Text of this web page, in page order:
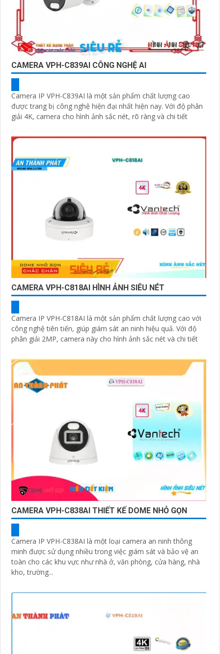
CAMERA VPH-C839AI CÔNG NGHỆ AI
Camera IP VPH-C839AI là một sản phẩm chất lượng cao
được trang bị công nghệ hiện đại nhất hiện nay. Với độ phân
giải 4K, camera cho hình ảnh sắc nét, rõ ràng và chi tiết
CAMERA VPH-C818AI HÌNH ẢNH SIÊU NÉT
Camera IP VPH-C818AI là một sản phẩm chất lượng cao với
công nghệ tiên tiến, giúp giám sát an ninh hiệu quả. Với độ
phân giải 2MP, camera này cho hình ảnh sắc nét và chi tiết
CAMERA VPH-C838AI THIẾT KẾ DOME NHỎ GỌN
Camera IP VPH-C838AI là một loại camera an ninh thông
minh được sử dụng nhiều trong việc giám sát và bảo vệ an
toàn cho các khu vực như nhà ở, văn phòng, cửa hàng, nhà
kho, trường...